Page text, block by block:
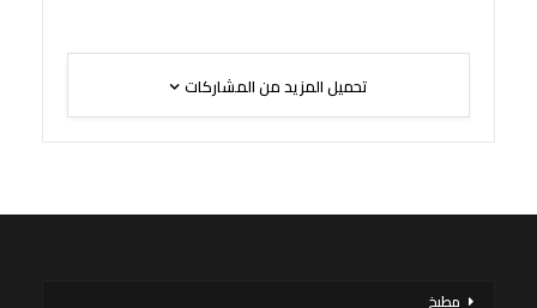
تحميل المزيد من المشاركات
مطبخ